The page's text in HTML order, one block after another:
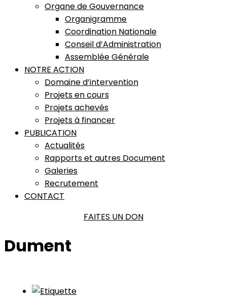
Organe de Gouvernance
Organigramme
Coordination Nationale
Conseil d’Administration
Assemblée Générale
NOTRE ACTION
Domaine d’intervention
Projets en cours
Projets achevés
Projets à financer
PUBLICATION
Actualités
Rapports et autres Document
Galeries
Recrutement
CONTACT
FAITES UN DON
Dument